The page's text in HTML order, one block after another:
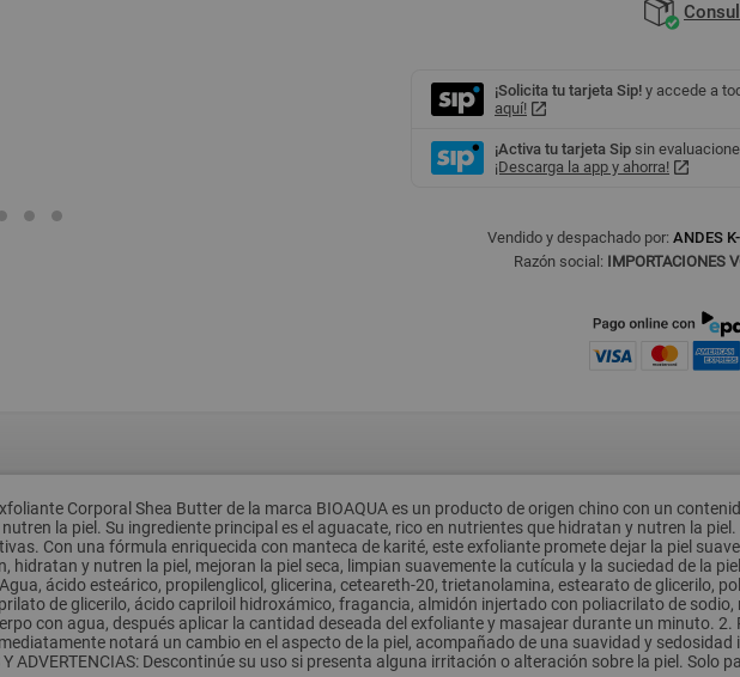
¡Solicita tu tarjeta Sip! y accede a
aquí!
¡Activa tu tarjeta Sip sin
¡Descarga la app y ahorra!
Vendido y despachado por: ANDES
Razón social: IMPORTACIONES
Corporal Shea Butter de la marca BIOAQUA es un producto de origen chino con un
la piel. Su ingrediente principal es el aguacate, rico en nutrientes que hidratan y nutren la
Con una fórmula enriquecida con manteca de karité, este exfoliante promete dejar la piel
hidratan y nutren la piel, mejoran la piel seca, limpian suavemente la cutícula y la suciedad de la
ácido esteárico, propilenglicol, glicerina, ceteareth-20, trietanolamina, estearato de glicerilo,
de glicerilo, ácido capriloil hidroxámico, fragancia, almidón injertado con poliacrilato de
con agua, después aplicar la cantidad deseada del exfoliante y masajear durante un minuto.
notará un cambio en el aspecto de la piel, acompañado de una suavidad y sedosidad
ADVERTENCIAS: Descontinúe su uso si presenta alguna irritación o alteración sobre la piel. Solo